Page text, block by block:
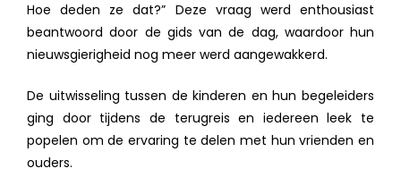
Hoe deden ze dat?” Deze vraag werd enthousiast
beantwoord door de gids van de dag, waardoor hun
nieuwsgierigheid nog meer werd aangewakkerd.
De uitwisseling tussen de kinderen en hun begeleiders
ging door tijdens de terugreis en iedereen leek te
popelen om de ervaring te delen met hun vrienden en
ouders.